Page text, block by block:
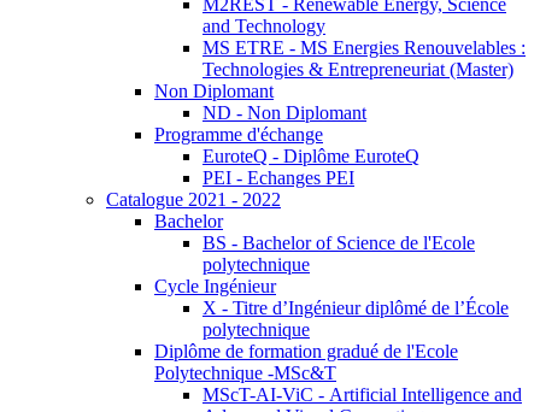
M2REST - Renewable Energy, Science
and Technology
MS ETRE - MS Energies Renouvelables :
Technologies & Entrepreneuriat (Master)
Non Diplomant
ND - Non Diplomant
Programme d'échange
EuroteQ - Diplôme EuroteQ
PEI - Echanges PEI
Catalogue 2021 - 2022
Bachelor
BS - Bachelor of Science de l'Ecole
polytechnique
Cycle Ingénieur
X - Titre d’Ingénieur diplômé de l’École
polytechnique
Diplôme de formation gradué de l'Ecole
Polytechnique -MSc&T
MScT-AI-ViC - Artificial Intelligence and